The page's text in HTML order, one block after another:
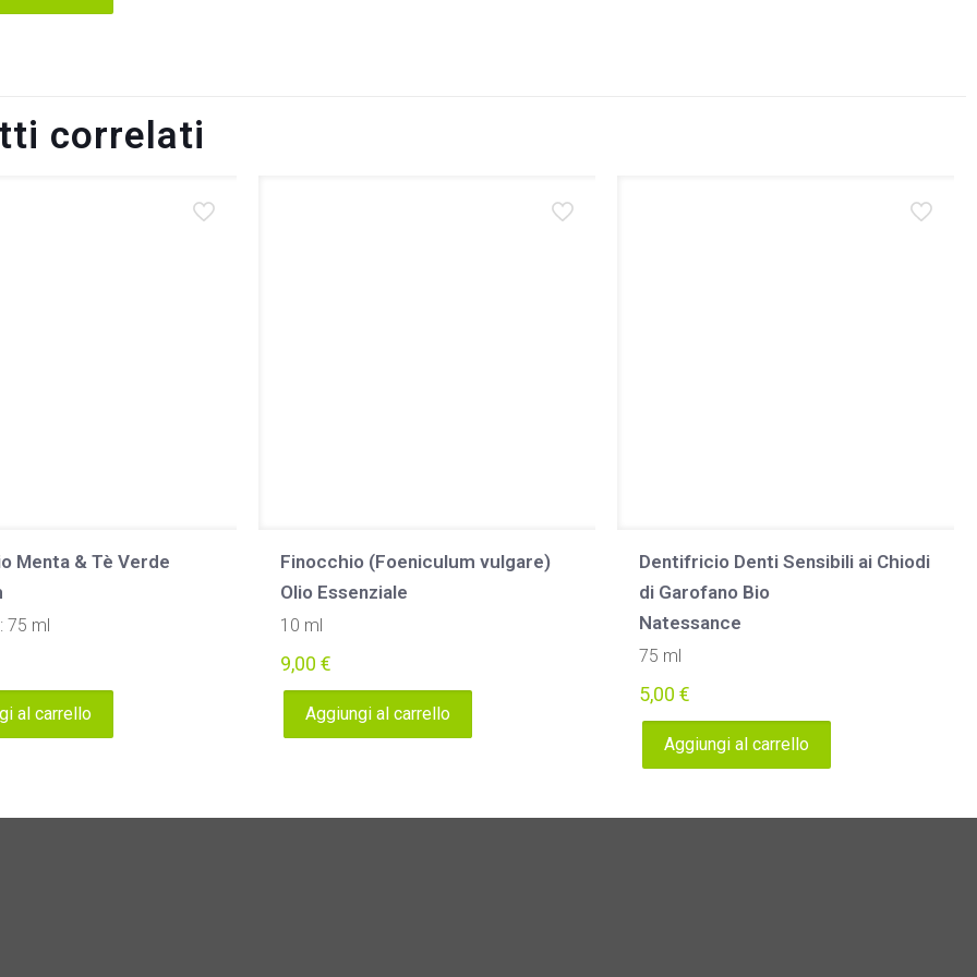
correlati
Menta & Tè Verde
75 ml
al carrello
Finocchio (Foeniculum vulgare)
Olio Essenziale
10 ml
9,00 €
Aggiungi al carrello
Dentifricio Denti Sensibili ai Chiodi
di Garofano Bio
Natessance
75 ml
5,00 €
Aggiungi al carrello